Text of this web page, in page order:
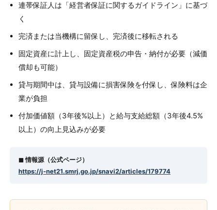
連帯保証人は「経営者保証に関するガイドライン」に基づ
く
完済または当機構に留保し、完済後に移転される
固定資産に計上し、固定資産税の申告・納付が必要（減価
償却も可能）
貸与期間中は、貸与設備に損害保険を付保し、保険料は企
業が負担
付加価値額（3年後%以上）と給与支給総額（3年後4.5%
以上）の向上見込みが必要
◼︎ 情報源（公式ページ）
https://j-net21.smrj.go.jp/snavi2/articles/179774